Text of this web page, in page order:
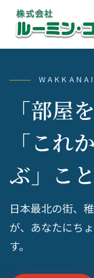
「部屋
「これ
ぶ」こと
日本最北の街、
が、あなたにち
す。